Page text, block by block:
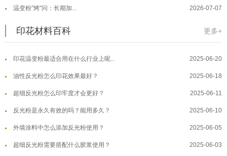
温变粉"烤"问：长期加... 2026-07-07
温变粉可以做防伪标签、温变防伪吗... 2026-08-05
温变粉适合做热变还是冷变？ 2026-08-04
温变粉注塑后表面翻车？粗糙、颗粒... 2026-07-28
温变粉保质期有多久？开封后如何保... 2026-07-20
温变粉大批量保存指南｜做对这几步... 2026-07-17
温变粉"罢工"指南：为... 2026-07-10
印花材料百科 更多+
反光粉太久不用结块要怎么处理？
印花温变粉最适合用在什么行业上呢... 2025-06-20
油性反光粉怎么印花效果最好？ 2025-06-18
超细反光粉怎么印牢度才会更好？ 2025-06-11
反光粉是永久有效的吗？能用多久？ 2025-06-10
外墙涂料中怎么添加反光粉使用？ 2025-06-05
超细反光粉需要搭配什么胶浆使用？ 2025-06-03